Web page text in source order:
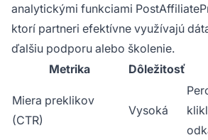
analytickými funkciami
ktorí partneri efektívne využívajú
ďalšiu podporu alebo školenie.
Metrika
Dôležitosť
Miera preklikov
(CTR)
Vysoká